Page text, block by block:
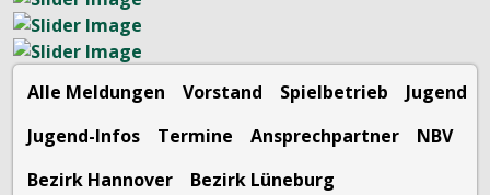
Alle Meldungen Vorstand Spielbetrieb
Jugend
Jugend-Infos
Termine Ansprechpartner
NBV
Bezirk Hannover
Bezirk Lüneburg